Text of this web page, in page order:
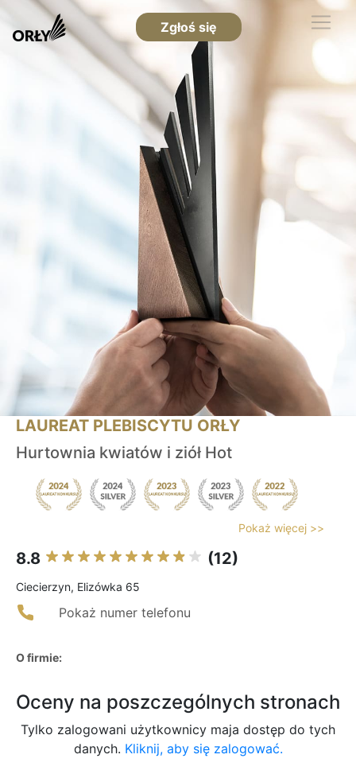
Zgłoś się
LAUREAT PLEBISCYTU ORŁY
Hurtownia kwiatów i ziół Hot
Pokaż więcej >>
8.8 (12)
Ciecierzyn, Elizówka 65
Pokaż numer telefonu
O firmie:
Oceny na poszczególnych stronach
Tylko zalogowani użytkownicy maja dostęp do tych
danych. Kliknij, aby się zalogować.